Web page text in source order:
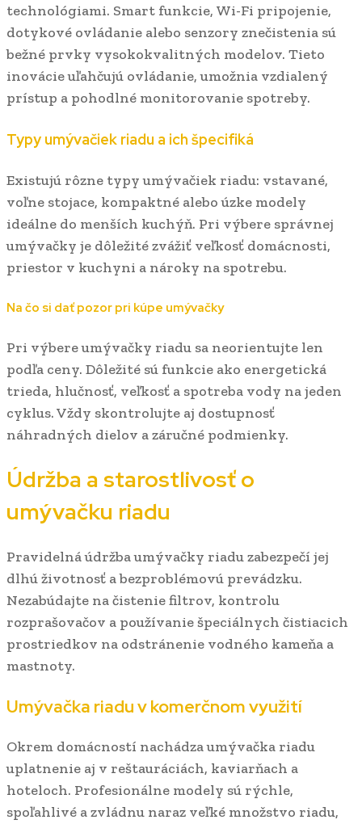
technológiami. Smart funkcie, Wi-Fi pripojenie,
dotykové ovládanie alebo senzory znečistenia sú
bežné prvky vysokokvalitných modelov. Tieto
inovácie uľahčujú ovládanie, umožnia vzdialený
prístup a pohodlné monitorovanie spotreby.
Typy umývačiek riadu a ich špecifiká
Existujú rôzne typy umývačiek riadu: vstavané,
voľne stojace, kompaktné alebo úzke modely
ideálne do menších kuchýň. Pri výbere správnej
umývačky je dôležité zvážiť veľkosť domácnosti,
priestor v kuchyni a nároky na spotrebu.
Na čo si dať pozor pri kúpe umývačky
Pri výbere umývačky riadu sa neorientujte len
podľa ceny. Dôležité sú funkcie ako energetická
trieda, hlučnosť, veľkosť a spotreba vody na jeden
cyklus. Vždy skontrolujte aj dostupnosť
náhradných dielov a záručné podmienky.
Údržba a starostlivosť o
umývačku riadu
Pravidelná údržba umývačky riadu zabezpečí jej
dlhú životnosť a bezproblémovú prevádzku.
Nezabúdajte na čistenie filtrov, kontrolu
rozprašovačov a používanie špeciálnych čistiacich
prostriedkov na odstránenie vodného kameňa a
mastnoty.
Umývačka riadu v komerčnom využití
Okrem domácností nachádza umývačka riadu
uplatnenie aj v reštauráciách, kaviarňach a
hoteloch. Profesionálne modely sú rýchle,
spoľahlivé a zvládnu naraz veľké množstvo riadu,